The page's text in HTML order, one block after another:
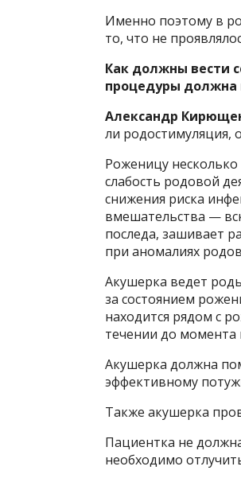
Именно поэтому в
то, что не
Как должны вести
процедуры должна
Александр
ли родостимуляция,
Роженицу
слабость родовой
снижения риска
вмешательства —
последа, зашивает
при аномалиях
Акушерка ведет
за состоянием
находится рядом с
течении до момента
Акушерка должна
эффективному
Также акушерка
Пациентка не
необходимо